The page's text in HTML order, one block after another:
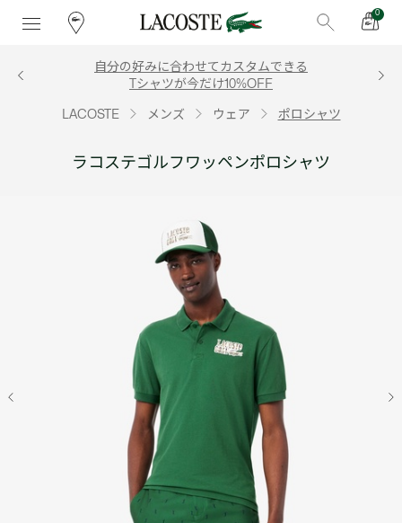
0
自分の好みに合わせてカスタムできる
Tシャツが今だけ10%OFF
LACOSTE メンズ ウェア ポロシャツ
ラコステゴルフワッペンポロシャツ